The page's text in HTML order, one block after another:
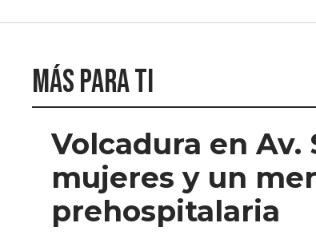
Más para ti
Volcadura en
mujeres y un
prehospitalaria